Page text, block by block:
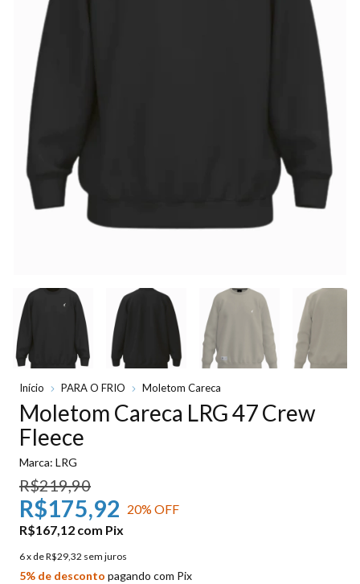
Início PARA O FRIO Moletom Careca
Moletom Careca LRG 47 Crew
Fleece
Marca: LRG
R$219,90
R$175,92 20% OFF
R$167,12 com Pix
6x deR$29,32 sem juros
5% de desconto pagando com Pix